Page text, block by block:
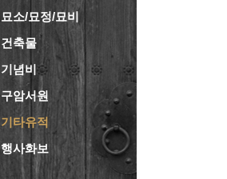
묘소/묘정/묘비
건축물
기념비
구암서원
기타유적
행사화보